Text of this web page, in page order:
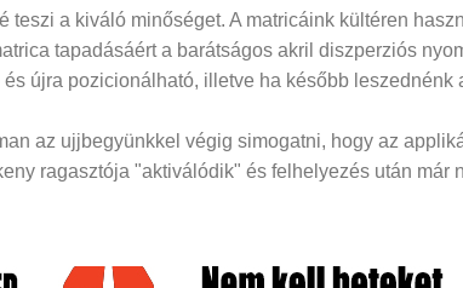
teszi a kiváló minőséget. A matricáink kültéren
tapadásáért a barátságos akril diszperziós
újra pozicionálható, illetve ha később
az ujjbegyünkkel végig simogatni, hogy az
ragasztója "aktiválódik" és felhelyezés után